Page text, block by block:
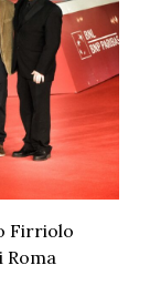
Firriolo
Roma